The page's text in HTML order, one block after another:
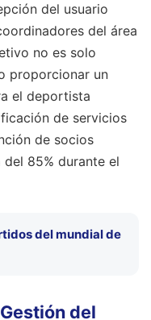
del usuario
del área
no es solo
proporcionar un
el deportista
de servicios
de socios
85% durante el
del mundial de
del